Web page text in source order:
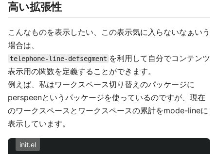
高い拡張性
こんなものを表示したい、この表示気に入らないなぁいう
場合は、
telephone-line-defsegment を利用して自分でコンテンツ
表示用の関数を定義することができます。
例えば、私はワークスペース切り替えのパッケージに
perspeenというパッケージを使っているのですが、現在
のワークスペースとワークスペースの累計をmode-lineに
表示しています。
init.el